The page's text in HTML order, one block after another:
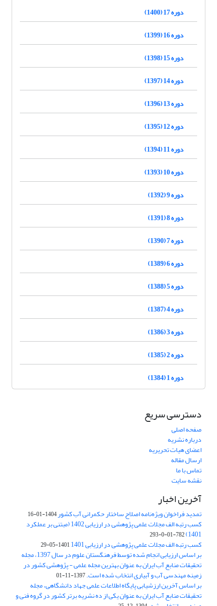
دوره 17 (1400)
دوره 16 (1399)
دوره 15 (1398)
دوره 14 (1397)
دوره 13 (1396)
دوره 12 (1395)
دوره 11 (1394)
دوره 10 (1393)
دوره 9 (1392)
دوره 8 (1391)
دوره 7 (1390)
دوره 6 (1389)
دوره 5 (1388)
دوره 4 (1387)
دوره 3 (1386)
دوره 2 (1385)
دوره 1 (1384)
دسترسی سریع
صفحه اصلی
درباره نشریه
اعضای هیات تحریریه
ارسال مقاله
تماس با ما
نقشه سایت
آخرین اخبار
تمدید فراخوان ویژه‌نامه اصلاح ساختار حکمرانی آب کشور1404-01-16
کسب رتبه الف مجلات علمی پژوهشی در ارزیابی 1402 (مبتنی بر عملکرد
1401)
782-01-0-293
کسب رتبه الف مجلات علمی پژوهشی در ارزیابی 1401 1401-05-29
بر اساس ارزیابی انجام شده توسط فرهنگستان علوم در سال 1397، مجله
تحقیقات منابع آب ایران به عنوان بهترین مجله علمی - پژوهشی کشور در
زمینه مهندسی آب و آبیاری انتخاب شده است.1397-11-01
بر اساس آخرین ارزشیابی پایگاه اطلاعات علمی جهاد دانشگاهی، مجله
تحقیقات منابع آب ایران به عنوان یکی از ده نشریه برتر کشور در گروه فنی و